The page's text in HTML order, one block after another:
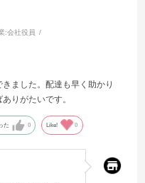
:会社役員
ました。配達も早く助かり
りがたいです。
た 0 Like! 0